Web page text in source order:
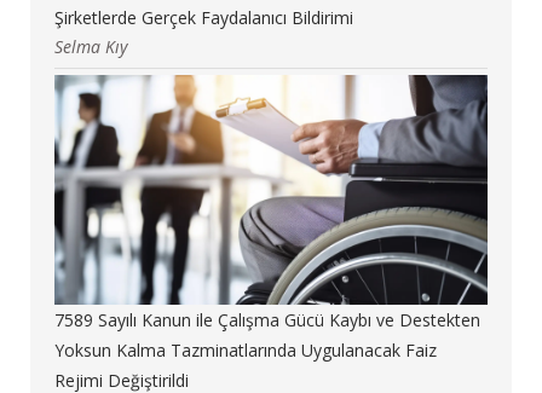
Şirketlerde Gerçek Faydalanıcı Bildirimi
Selma Kıy
7589 Sayılı Kanun ile Çalışma Gücü Kaybı ve Destekten
Yoksun Kalma Tazminatlarında Uygulanacak Faiz
Rejimi Değiştirildi